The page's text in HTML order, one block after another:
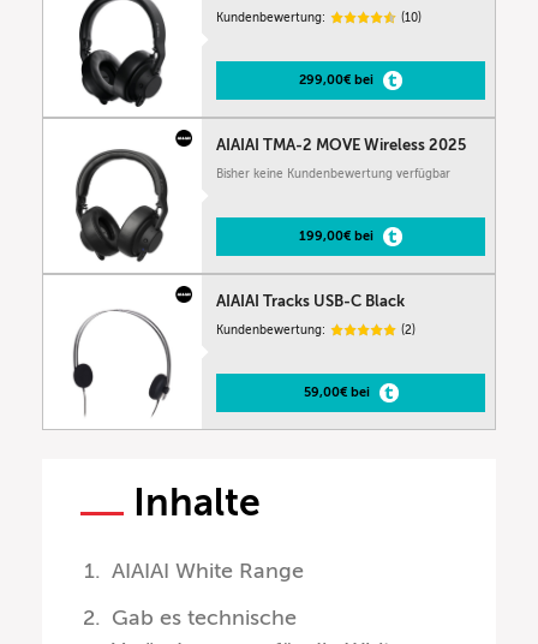
Kundenbewertung: (10)
299,00€ bei
AIAIAI TMA-2 MOVE Wireless 2025
Bisher keine Kundenbewertung verfügbar
199,00€ bei
AIAIAI Tracks USB-C Black
Kundenbewertung: (2)
59,00€ bei
Inhalte
AIAIAI White Range
Gab es technische